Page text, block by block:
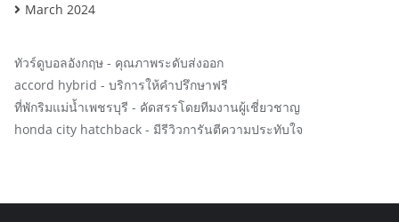
March 2024
ทัวร์ดูบอลอังกฤษ - คุณภาพระดับส่งออก
accord hybrid - บริการให้คำปรึกษาฟรี
ที่พักริมแม่น้ำเพชรบุรี - คัดสรรโดยทีมงานผู้เชี่ยวชาญ
honda city hatchback - มีรีวิวการันตีความประทับใจ